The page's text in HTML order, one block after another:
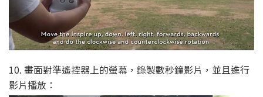
10. 畫面對準遙控器上的螢幕，錄製數秒鐘影片，並且進行
影片播放：